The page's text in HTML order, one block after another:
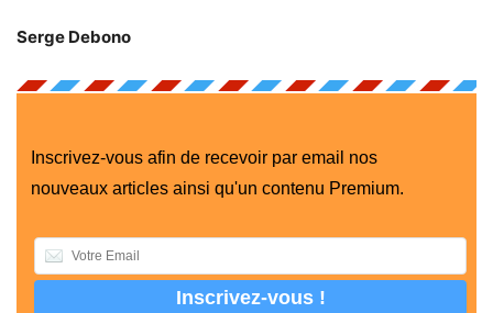
Serge Debono
Inscrivez-vous afin de recevoir par email nos
nouveaux articles ainsi qu'un contenu Premium.